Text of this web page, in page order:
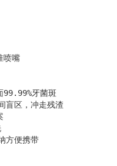
喷嘴
99.99%牙菌斑
盲区，冲走残渣
方便携带